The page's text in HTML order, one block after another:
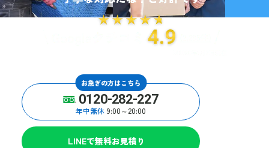
お急ぎの方はこちら
0120-282-227
年中無休 9:00～20:00
LINEで無料お見積り